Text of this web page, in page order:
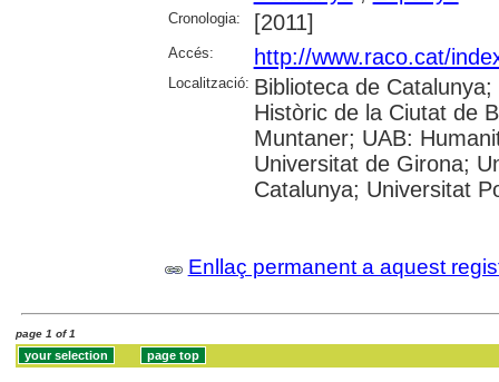
Cronologia: [2011]
Accés: http://www.raco.cat/
Localització: Biblioteca de
Històric de la Ciutat de
Muntaner; UAB:
Universitat de Girona;
Catalunya; Universitat
Enllaç permanent a aquest
page 1 of 1